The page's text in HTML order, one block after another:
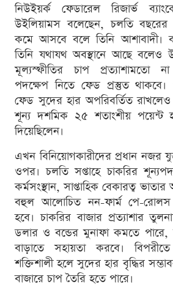
নিউইয়র্ক ফেডারেল রিজার্ভ
উইলিয়ামস বলেছেন, চলতি বছরের
কমে আসবে বলে তিনি আশাবাদী।
তিনি যথাযথ অবস্থানে আছে বলেও
মূল্যস্ফীতির চাপ প্রত্যাশামতো
পদক্ষেপ নিতে ফেড প্রস্তুত থাকবে।
ফেড সুদের হার অপরিবর্তিত রাখলেও
শূন্য দশমিক ২৫ শতাংশীয় পয়েন্ট
দিয়েছিলেন।
এখন বিনিয়োগকারীদের প্রধান নজর
ওপর। চলতি সপ্তাহে চাকরির
কর্মসংস্থান, সাপ্তাহিক বেকারত্ব
বহুল আলোচিত নন-ফার্ম পে-রোলস
হবে। চাকরির বাজার প্রত্যাশার
ডলার ও বন্ডের মুনাফা কমতে পারে,
বাড়াতে সহায়তা করবে।
শক্তিশালী হলে সুদের হার বৃদ্ধির
বাজারে চাপ তৈরি হতে পারে।